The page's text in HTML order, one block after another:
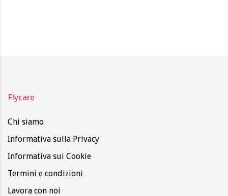
Flycare
Chi siamo
Informativa sulla Privacy
Informativa sui Cookie
Termini e condizioni
Lavora con noi